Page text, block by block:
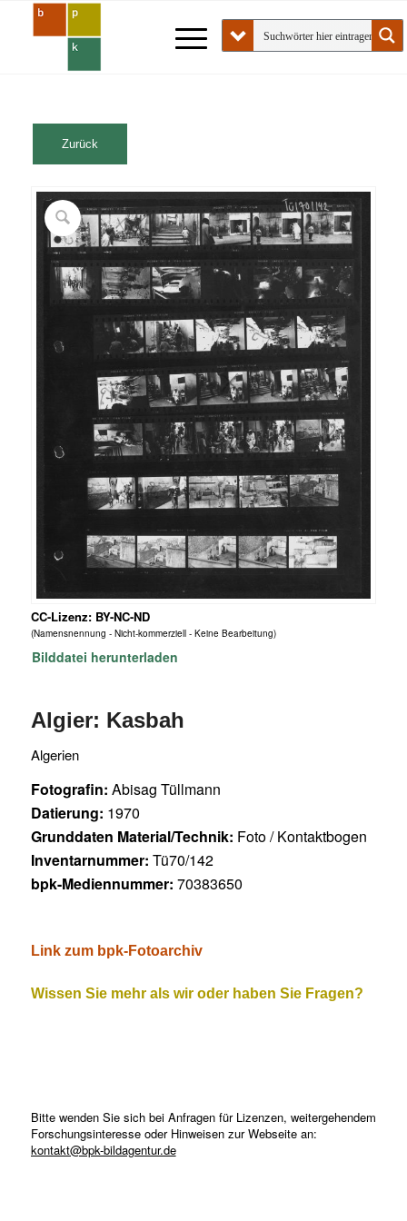
CC-Lizenz: BY-NC-ND
(Namensnennung - Nicht-kommerziell - Keine Bearbeitung)
Bilddatei herunterladen
Algier: Kasbah
Algerien
Fotografin: Abisag Tüllmann
Datierung: 1970
Grunddaten Material/Technik: Foto / Kontaktbogen
Inventarnummer: Tü70/142
bpk-Mediennummer: 70383650
Link zum bpk-Fotoarchiv
Wissen Sie mehr als wir oder haben Sie Fragen?
Bitte wenden Sie sich bei Anfragen für Lizenzen, weitergehendem
Forschungsinteresse oder Hinweisen zur Webseite an:
kontakt@bpk-bildagentur.de